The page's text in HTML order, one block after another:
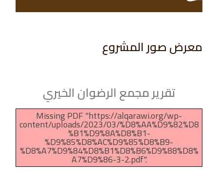
معرض صور المشروع​
تقرير مجمع الرضوان الخيري
Missing PDF "https://alqarawi.org/wp-
content/uploads/2023/03/%D8%AA%D9%82%D8
%B1%D9%8A%D8%B1-
%D9%85%D8%AC%D9%85%D8%B9-
%D8%A7%D9%84%D8%B1%D8%B6%D9%88%D8%
A7%D9%86-3-2.pdf".